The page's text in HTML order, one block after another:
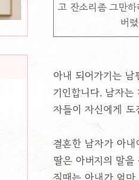
고 잔소리좀 그만
버
아내 되어가기는 남
기인합니다. 남자
자들이 자신에게 도
결혼한 남자가 아
딸은 아버지의 말
질때는 아내가 엄마